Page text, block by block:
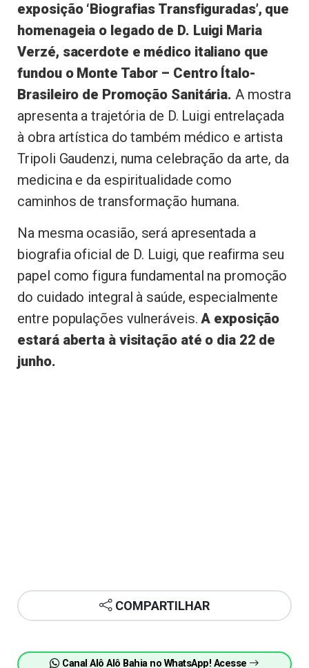
exposição ‘Biografias Transfiguradas’, que
homenageia o legado de D. Luigi Maria
Verzé, sacerdote e médico italiano que
fundou o Monte Tabor – Centro Ítalo-
Brasileiro de Promoção Sanitária. A mostra
apresenta a trajetória de D. Luigi entrelaçada
à obra artística do também médico e artista
Tripoli Gaudenzi, numa celebração da arte, da
medicina e da espiritualidade como
caminhos de transformação humana.
Na mesma ocasião, será apresentada a
biografia oficial de D. Luigi, que reafirma seu
papel como figura fundamental na promoção
do cuidado integral à saúde, especialmente
entre populações vulneráveis.A exposição
estará aberta à visitação até o dia 22 de
junho.
COMPARTILHAR
Canal Alô Alô Bahia no WhatsApp! Acesse